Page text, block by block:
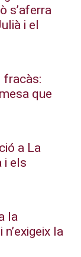
s’aferra
i el
fracàs:
que
a La
i els
la
la